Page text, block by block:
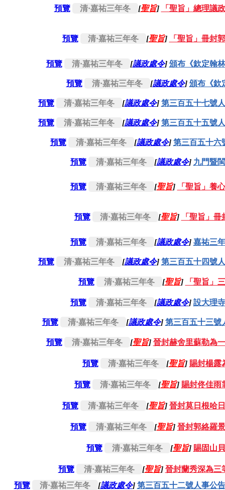
預覽 清·嘉祐三年冬 [聖旨] 「聖旨」總理議
預覽 清·嘉祐三年冬 [聖旨] 「聖旨」冊封
預覽 清·嘉祐三年冬 [議政處令] 頒布《欽定翰
預覽 清·嘉祐三年冬 [議政處令] 頒布《欽
預覽 清·嘉祐三年冬 [議政處令] 第三百五十七號
預覽 清·嘉祐三年冬 [議政處令] 第三百五十五號
預覽 清·嘉祐三年冬 [議政處令] 第三百五十六
預覽 清·嘉祐三年冬 [議政處令] 九門暨
預覽 清·嘉祐三年冬 [聖旨] 「聖旨」養
預覽 清·嘉祐三年冬 [聖旨] 「聖旨」
預覽 清·嘉祐三年冬 [議政處令] 嘉祐三
預覽 清·嘉祐三年冬 [議政處令] 第三百五十四號
預覽 清·嘉祐三年冬 [聖旨] 「聖旨」
預覽 清·嘉祐三年冬 [議政處令] 設大理
預覽 清·嘉祐三年冬 [議政處令] 第三百五十三號
預覽 清·嘉祐三年冬 [聖旨] 晉封赫舍里蘇勒為
預覽 清·嘉祐三年冬 [聖旨] 賜封楊露
預覽 清·嘉祐三年冬 [聖旨] 賜封佟佳雨
預覽 清·嘉祐三年冬 [聖旨] 晉封莫日根哈
預覽 清·嘉祐三年冬 [聖旨] 晉封郭絡羅
預覽 清·嘉祐三年冬 [聖旨] 賜固山
預覽 清·嘉祐三年冬 [聖旨] 晉封蘭秀深為三
預覽
清·嘉祐三年冬 [議政處令] 第三百五十二號人事公